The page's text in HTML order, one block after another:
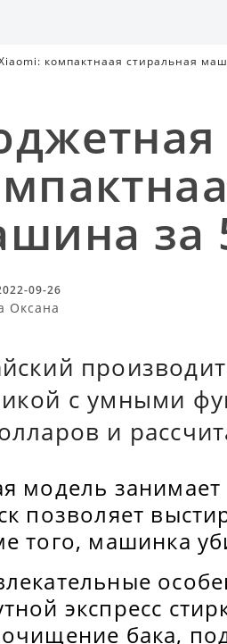
компактнаая стиральная
за
09-26
Оксана
с умными
и
модель
позволяет
того, машинка
экспресс
бака,